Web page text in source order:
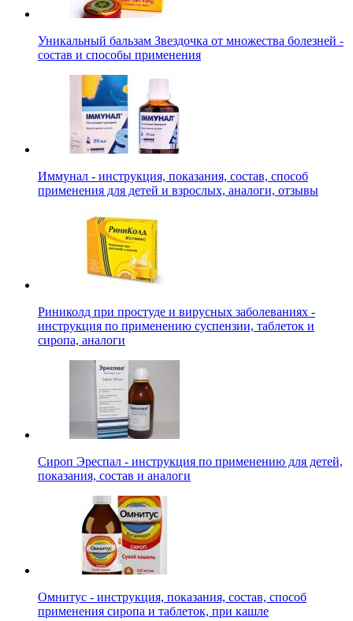
Уникальный бальзам Звездочка от множества болезней -
состав и способы применения
Иммунал - инструкция, показания, состав, способ
применения для детей и взрослых, аналоги, отзывы
Риниколд при простуде и вирусных заболеваниях -
инструкция по применению суспензии, таблеток и
сиропа, аналоги
Сироп Эреспал - инструкция по применению для детей,
показания, состав и аналоги
Омнитус - инструкция, показания, состав, способ
применения сиропа и таблеток, при кашле